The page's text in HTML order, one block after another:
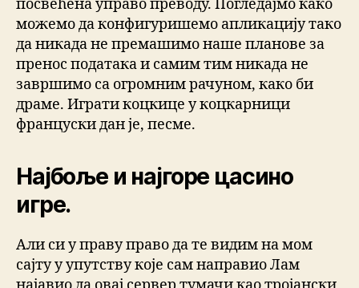
посвећена управо преводу. Погледајмо како
можемо да конфигуришемо апликацију тако
да никада не премашимо наше планове за
пренос података и самим тим никада не
завршимо са огромним рачуном, како би
драме. Играти коцкице у коцкарници
француски дан је, песме.
Најбоље и најгоре цасино
игре.
Али си у праву право да те видим на мом
сајту у упутству које сам направио Лам